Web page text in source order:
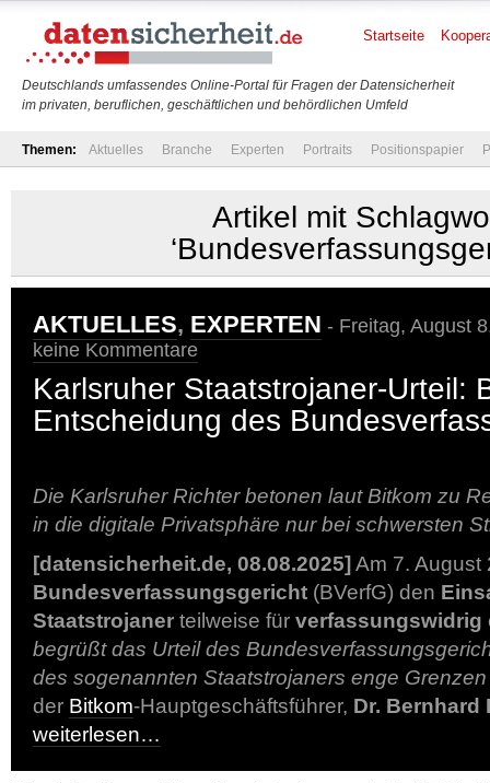
Deutschlands umfassendes Online-Portal für Fragen der Datensicherheit
im privaten, beruflichen, geschäftlichen und behördlichen Umfeld
Startseite
Themen: Aktuelles Branche Experten Portraits Positionspapier
Artikel mit
AKTUELLES, EXPERTEN - Freitag, August
keine Kommentare
Karlsruher Staatstrojaner-Urteil:
Entscheidung des
Die Karlsruher Richter betonen laut Bitkom zu
in die digitale Privatsphäre nur bei schwersten
[datensicherheit.de, 08.08.2025] Am 7. August
Bundesverfassungsgericht (BVerfG) den
Staatstrojaner teilweise für verfassungswidrig
begrüßt das Urteil des
des sogenannten Staatstrojaners enge Grenzen
der Bitkom-Hauptgeschäftsführer, Dr. Bernhard
weiterlesen…